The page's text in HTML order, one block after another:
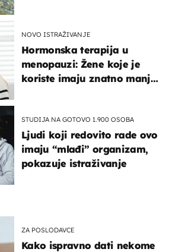
NOVO ISTRAŽIVANJE
Hormonska terapija u
menopauzi: Žene koje je
koriste imaju znatno manji
STUDIJA NA GOTOVO 1.900 OSOBA
Ljudi koji redovito rade ovo
imaju “mlađi” organizam,
pokazuje istraživanje
ZA POSLODAVCE
Kako ispravno dati nekome